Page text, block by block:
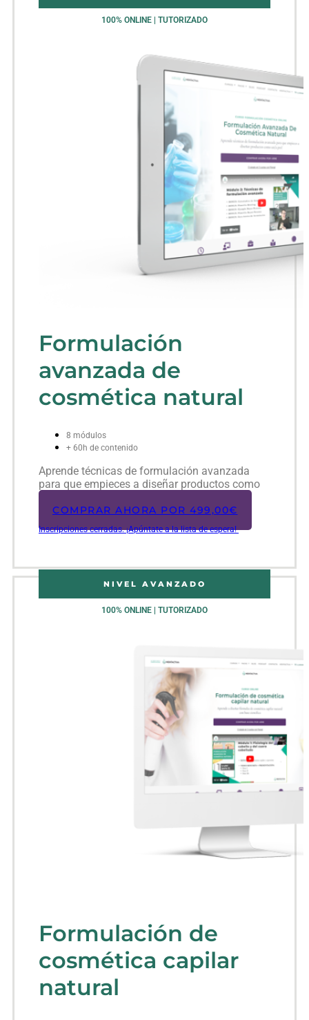
100% ONLINE | TUTORIZADO
Formulación
avanzada de
cosmética natural
8 módulos
+ 60h de contenido
Aprende técnicas de formulación avanzada
para que empieces a diseñar productos como
COMPRAR AHORA POR 499,00€
Inscripciones cerradas. ¡Apúntate a la lista de espera!
NIVEL AVANZADO
100% ONLINE | TUTORIZADO
Formulación de
cosmética capilar
natural